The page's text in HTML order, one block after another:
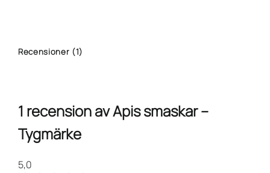
Recensioner (1)
1 recension avApis smaskar –
Tygmärke
5,0